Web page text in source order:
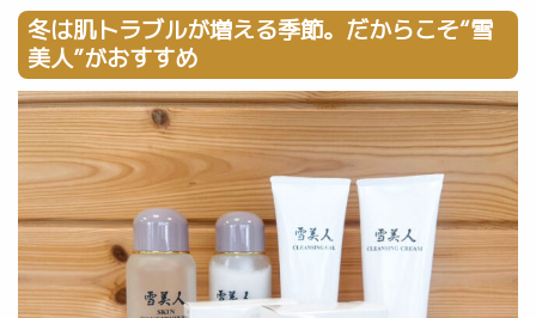
冬は肌トラブルが増える季節。だからこそ“雪
美人”がおすすめ